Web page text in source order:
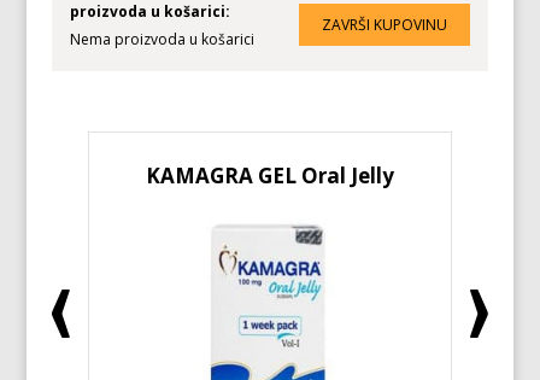
proizvoda u košarici:
Nema proizvoda u košarici
KAMAGRA GEL Oral Jelly